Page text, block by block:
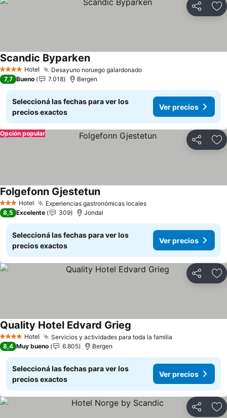
Compartir
4 EstrellasHotel Desayuno noruego galardonado
Scandic Byparken
7,7 Bueno 7.018 Bergen
Seleccioná las fechas para ver los
precios exactos
Ver precios
Compartir
Opción popular
3 Estrellas
Hotel Experiencias gastronómicas locales
Folgefonn Gjestetun
8,5 Excelente 309 Jondal
Seleccioná las fechas para ver los
precios exactos
Ver precios
Compartir
4 EstrellasHotel Servicios y actividades para toda la familia
Quality Hotel Edvard Grieg
8,4 Muy bueno 6.805 Bergen
Seleccioná las fechas para ver los
precios exactos
Ver precios
Compartir